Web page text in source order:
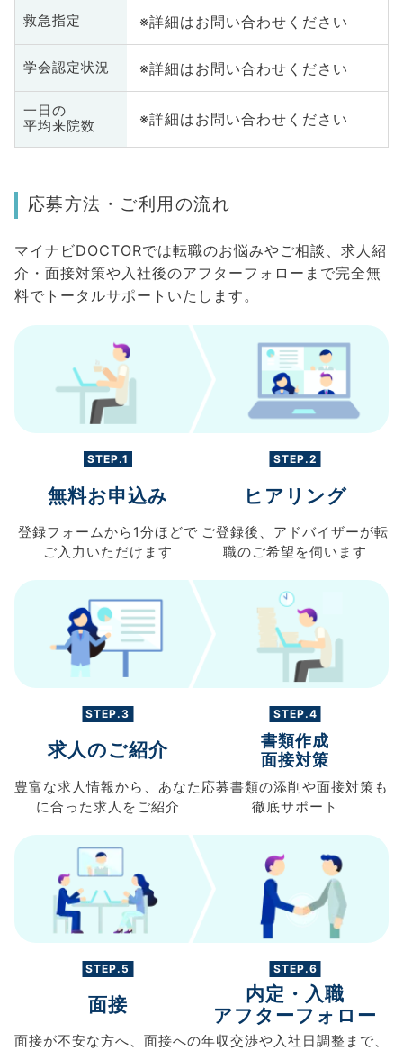
救急指定 ※詳細はお問い合わせください
学会認定状況 ※詳細はお問い合わせください
一日の
平均来院数
※詳細はお問い合わせください
応募方法・ご利用の流れ
マイナビDOCTORでは転職のお悩みやご相談、求人紹
介・面接対策や入社後のアフターフォローまで完全無
料でトータルサポートいたします。
STEP.1
無料お申込み
登録フォームから 1分ほどで
ご入力 いただけます
STEP.2
ヒアリング
ご登録後、 アドバイザーが転
職のご希望を伺います
STEP.3
求人のご紹介
豊富な求人情報から、 あなた
に合った求人を ご紹介
STEP.4
書類作成
面接対策
応募書類の添削や面接対策も
徹底サポート
STEP.5
面接
面接が不安な方へ、 面接への
STEP.6
内定・入職
アフターフォロー
年収交渉や入社日調整まで、